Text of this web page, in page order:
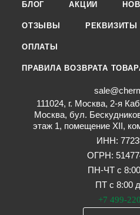
БЛОГ АКЦИИ
ОТЗЫВЫ РЕКВИЗИТЫ
ОПЛАТЫ
ПРАВИЛА ВОЗВРАТА
111024, г. Москва, 2-я
Москва, бул.
этаж 1, помещение XII,
ИНН:
ОГРН:
ПН-ЧТ с
ПТ с 8:00
+7 499-